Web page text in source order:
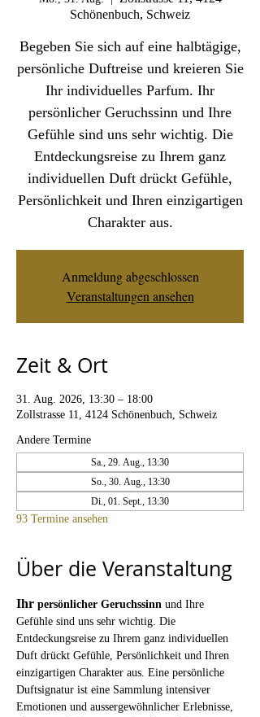
Schönenbuch, Schweiz
Begeben Sie sich auf eine halbtägige,
persönliche Duftreise und kreieren Sie
Ihr individuelles Parfum. Ihr
persönlicher Geruchssinn und Ihre
Gefühle sind uns sehr wichtig. Die
Entdeckungsreise zu Ihrem ganz
individuellen Duft drückt Gefühle,
Persönlichkeit und Ihren einzigartigen
Charakter aus.
Anmeldung abgeschlossen
Veranstaltungen ansehen
Zeit & Ort
31. Aug. 2026, 13:30 – 18:00
Zollstrasse 11, 4124 Schönenbuch, Schweiz
Andere Termine
Sa., 29. Aug., 13:30
So., 30. Aug., 13:30
Di., 01. Sept., 13:30
93 Termine ansehen
Über die Veranstaltung
Ihr persönlicher Geruchssinn und Ihre
Gefühle sind uns sehr wichtig. Die
Entdeckungsreise zu Ihrem ganz individuellen
Duft drückt Gefühle, Persönlichkeit und Ihren
einzigartigen Charakter aus. Eine persönliche
Duftsignatur ist eine Sammlung intensiver
Emotionen und aussergewöhnlicher Erlebnisse,